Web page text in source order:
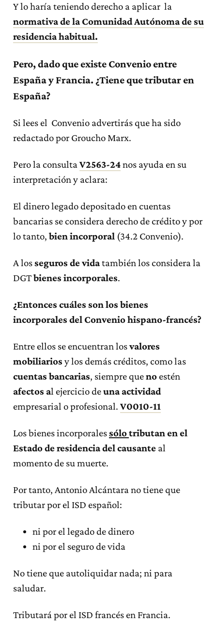
Y lo haría teniendo derecho a aplicar la
normativa de la Comunidad Autónoma de su
residencia habitual.
Pero, dado que existe Convenio entre
España y Francia. ¿Tiene que tributar en
España?
Si lees el Convenio advertirás que ha sido
redactado por Groucho Marx.
Pero la consultaV2563-24nos ayuda en su
interpretación y aclara:
El dinero legado depositado en cuentas
bancarias se considera derecho de crédito y por
lo tanto, bien incorporal (34.2 Convenio).
A losseguros de vidatambién los considera la
DGTbienes incorporales.
¿Entonces cuáles son los bienes
incorporales del Convenio hispano-francés?
Entre ellos se encuentran losvalores
mobiliarios y los demás créditos, como las
cuentas bancarias, siempre quenoestén
afectos al ejercicio deuna actividad
empresarial o profesional. V0010-11
Los bienes incorporalessólotributan en el
Estado de residencia del causante al
momento de su muerte.
Por tanto, Antonio Alcántara no tiene que
tributar por el ISD español:
ni por el legado de dinero
ni por el seguro de vida
No tiene que autoliquidar nada; ni para
saludar.
Tributará por el ISD francés en Francia.